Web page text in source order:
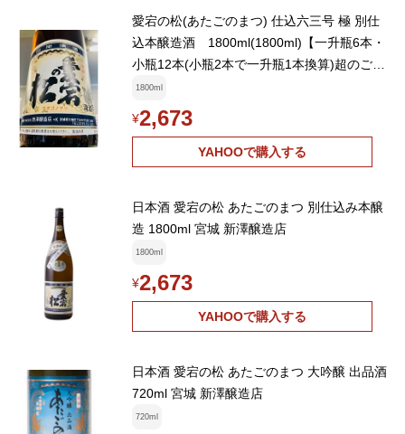
愛宕の松(あたごのまつ) 仕込六三号 極 別仕
込本醸造酒 1800ml(1800ml)【一升瓶6本・
小瓶12本(小瓶2本で一升瓶1本換算)超のご注
文は送料別途追加】
1800ml
¥2,673
YAHOOで購入する
日本酒 愛宕の松 あたごのまつ 別仕込み本醸
造 1800ml 宮城 新澤醸造店
1800ml
¥2,673
YAHOOで購入する
日本酒 愛宕の松 あたごのまつ 大吟醸 出品酒
720ml 宮城 新澤醸造店
720ml